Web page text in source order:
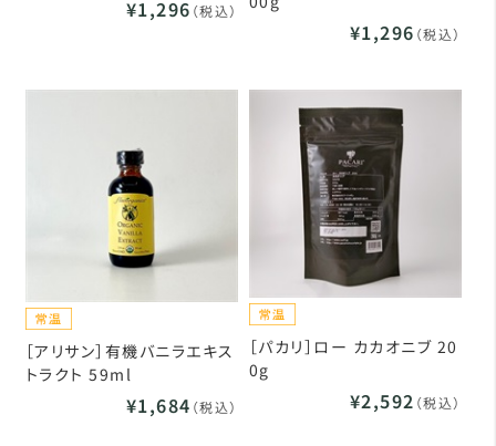
¥1,296 （税込）
¥1,296 （税込）
［アリサン］有機バニラエキス
トラクト 59ml
¥1,684 （税込）
［パカリ］ロー カカオニブ 20
0g
¥2,592 （税込）